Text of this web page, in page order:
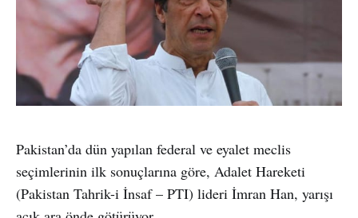
Pakistan’da dün yapılan federal ve eyalet meclis
seçimlerinin ilk sonuçlarına göre, Adalet Hareketi
(Pakistan Tahrik-i İnsaf – PTI) lideri İmran Han, yarışı